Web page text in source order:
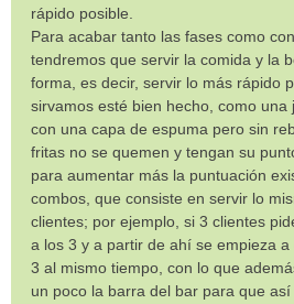
rápido posible.
Para acabar tanto las fases como
tendremos que servir la comida y la
forma, es decir, servir lo más rápido
sirvamos esté bien hecho, como una
con una capa de espuma pero sin
fritas no se quemen y tengan su
para aumentar más la puntuación
combos, que consiste en servir lo
clientes; por ejemplo, si 3 clientes
a los 3 y a partir de ahí se empieza
3 al mismo tiempo, con lo que
un poco la barra del bar para que